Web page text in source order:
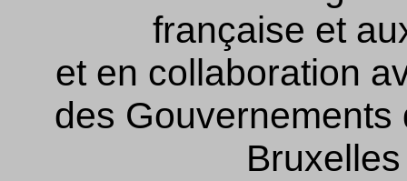
française et
et en collaboration
des Gouvernements